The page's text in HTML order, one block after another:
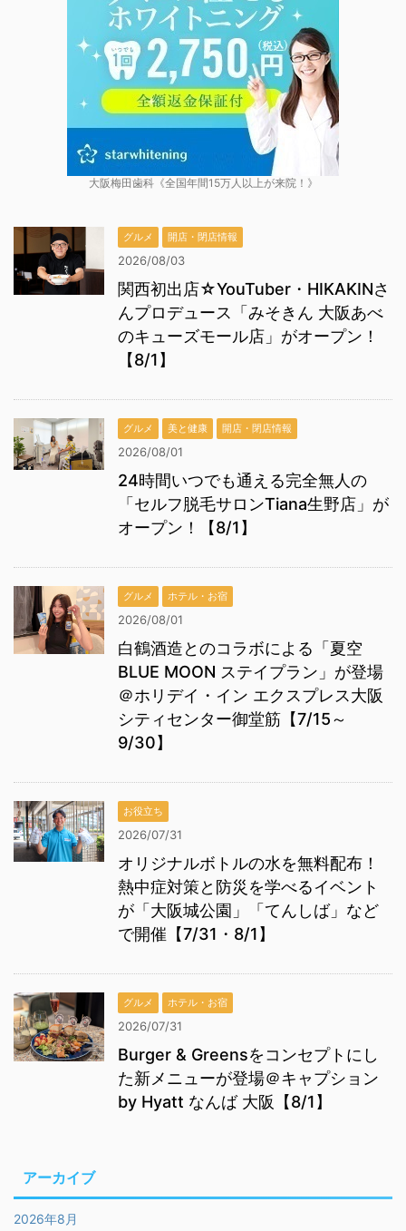
大阪梅田歯科《全国年間15万人以上が来院！》
グルメ 開店・閉店情報
2026/08/03
関西初出店☆YouTuber・HIKAKINさ
んプロデュース「みそきん 大阪あべ
のキューズモール店」がオープン！
【8/1】
グルメ 美と健康 開店・閉店情報
2026/08/01
24時間いつでも通える完全無人の
「セルフ脱毛サロンTiana生野店」が
オープン！【8/1】
グルメ ホテル・お宿
2026/08/01
白鶴酒造とのコラボによる「夏空
BLUE MOON ステイプラン」が登場
＠ホリデイ・イン エクスプレス大阪
シティセンター御堂筋【7/15～
9/30】
お役立ち
2026/07/31
オリジナルボトルの水を無料配布！
熱中症対策と防災を学べるイベント
が「大阪城公園」「てんしば」など
で開催【7/31・8/1】
グルメ ホテル・お宿
2026/07/31
Burger & Greensをコンセプトにし
た新メニューが登場＠キャプション
by Hyatt なんば 大阪【8/1】
アーカイブ
2026年8月